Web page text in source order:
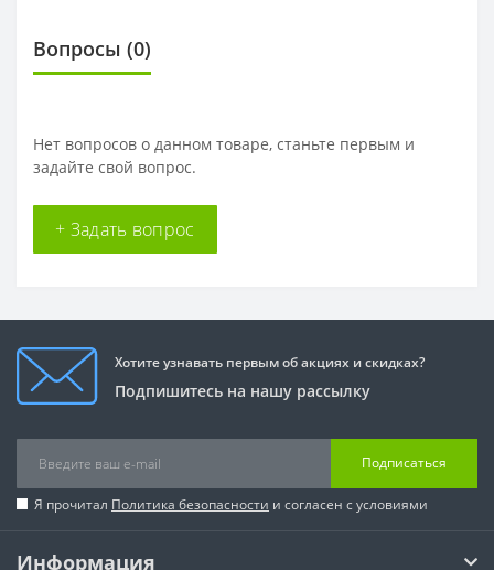
Вопросы (0)
Нет вопросов о данном товаре, станьте первым и
задайте свой вопрос.
+ Задать вопрос
Хотите узнавать первым об акциях и скидках?
Подпишитесь на нашу рассылку
Подписаться
Я прочитал Политика безопасности и согласен с условиями
Информация